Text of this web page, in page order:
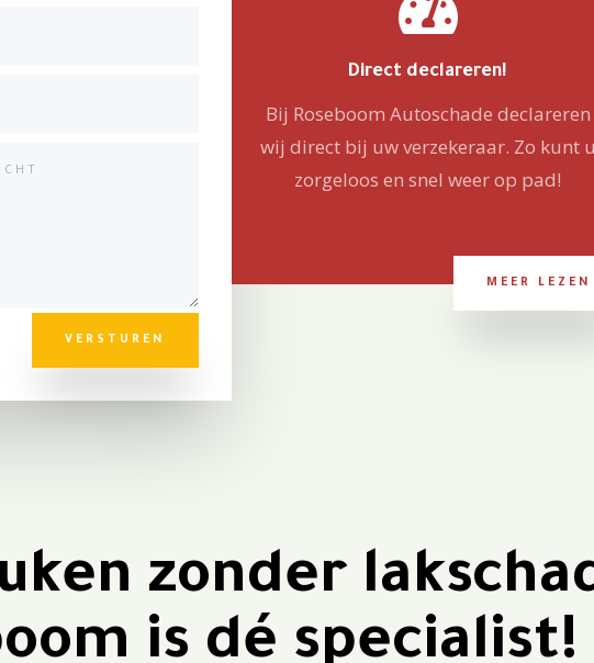
VERSTUREN
Direct declareren!
Bij Roseboom Autoschade declareren
wij direct bij uw verzekeraar. Zo kunt u
zorgeloos en snel weer op pad!
MEER LEZEN
zonder
is dé specialist!